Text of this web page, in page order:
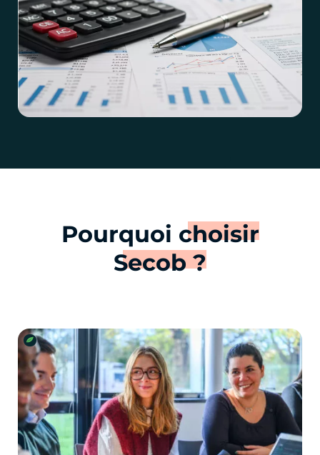
Pourquoi choisir
Secob ?